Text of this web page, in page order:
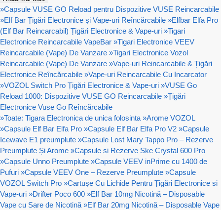
»Capsule VUSE GO Reload pentru Dispozitive VUSE Reincarcabile
»Elf Bar Țigări Electronice și Vape-uri Reîncărcabile »Elfbar Elfa Pro
(Elf Bar Reincarcabil) Țigări Electronice & Vape-uri »Tigari
Electronice Reincarcabile VapeBar »Tigari Electronice VEEV
Reincarcabile (Vape) De Vanzare »Tigari Electronice Vozol
Reincarcabile (Vape) De Vanzare »Vape-uri Reincarcabile & Țigări
Electronice Reîncărcabile »Vape-uri Reincarcabile Cu Incarcator
»VOZOL Switch Pro Țigări Electronice & Vape-uri »VUSE Go
Reload 1000: Dispozitive VUSE GO Reincarcabile »Țigări
Electronice Vuse Go Reîncărcabile
»Toate: Tigara Electronica de unica folosinta »Arome VOZOL
»Capsule Elf Bar Elfa Pro »Capsule Elf Bar Elfa Pro V2 »Capsule
Icewave E1 preumplute »Capsule Lost Mary Tappo Pro – Rezerve
Preumplute Și Arome »Capsule si Rezerve Ske Crystal 600 Pro
»Capsule Unno Preumplute »Capsule VEEV inPrime cu 1400 de
Pufuri »Capsule VEEV One – Rezerve Preumplute »Capsule
VOZOL Switch Pro »Cartușe Cu Lichide Pentru Țigări Electronice si
Vape-uri »Drifter Poco 600 »Elf Bar 10mg Nicotină – Disposable
Vape cu Sare de Nicotină »Elf Bar 20mg Nicotină – Disposable Vape